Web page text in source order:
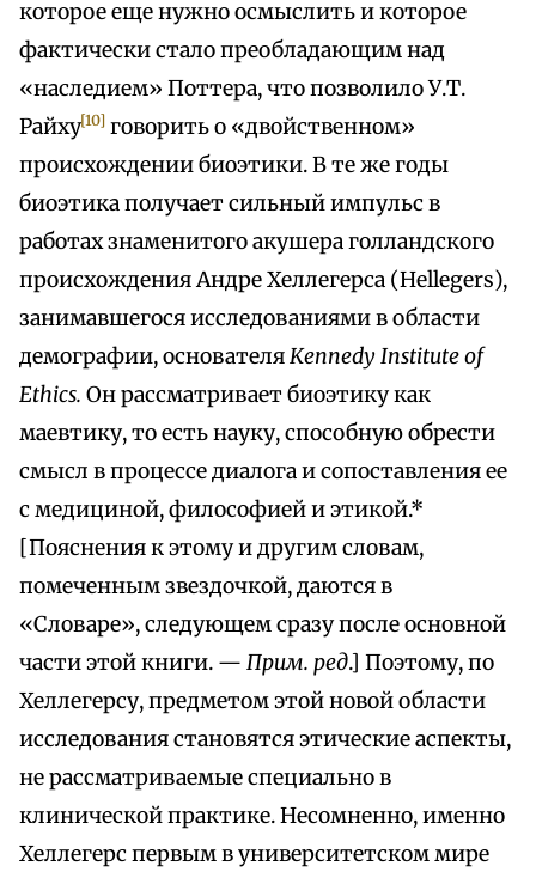
которое еще нужно осмыслить и которое
фактически стало преобладающим над
«наследием» Поттера, что позволило У.Т.
Райху[10] говорить о «двойственном»
происхождении биоэтики. В те же годы
биоэтика получает сильный импульс в
работах знаменитого акушера голландского
происхождения Андре Хеллегерса (Hellegers),
занимавшегося исследованиями в области
демографии, основателяKennedy Institute of
Ethics. Он рассматривает биоэтику как
маевтику, то есть науку, способную обрести
смысл в процессе диалога и сопоставления ее
с медициной, философией и этикой.*
[Пояснения к этому и другим словам,
помеченным звездочкой, даются в
«Словаре», следующем сразу после основной
части этой книги. — Прим. ред.] Поэтому, по
Хеллегерсу, предметом этой новой области
исследования становятся этические аспекты,
не рассматриваемые специально в
клинической практике. Несомненно, именно
Хеллегерс первым в университетском мире